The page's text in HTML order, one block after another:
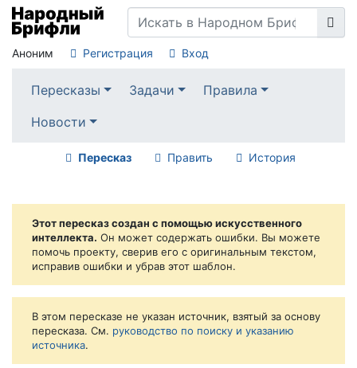
Аноним Регистрация Вход
Пересказы Задачи
Правила
Новости
Пересказ Править История
Этот пересказ создан с помощью искусственного
интеллекта. Он может содержать ошибки. Вы можете
помочь проекту, сверив его с оригинальным текстом,
исправив ошибки и убрав этот шаблон.
В этом пересказе не указан источник, взятый за основу
пересказа. См. руководство по поиску и указанию
источника.